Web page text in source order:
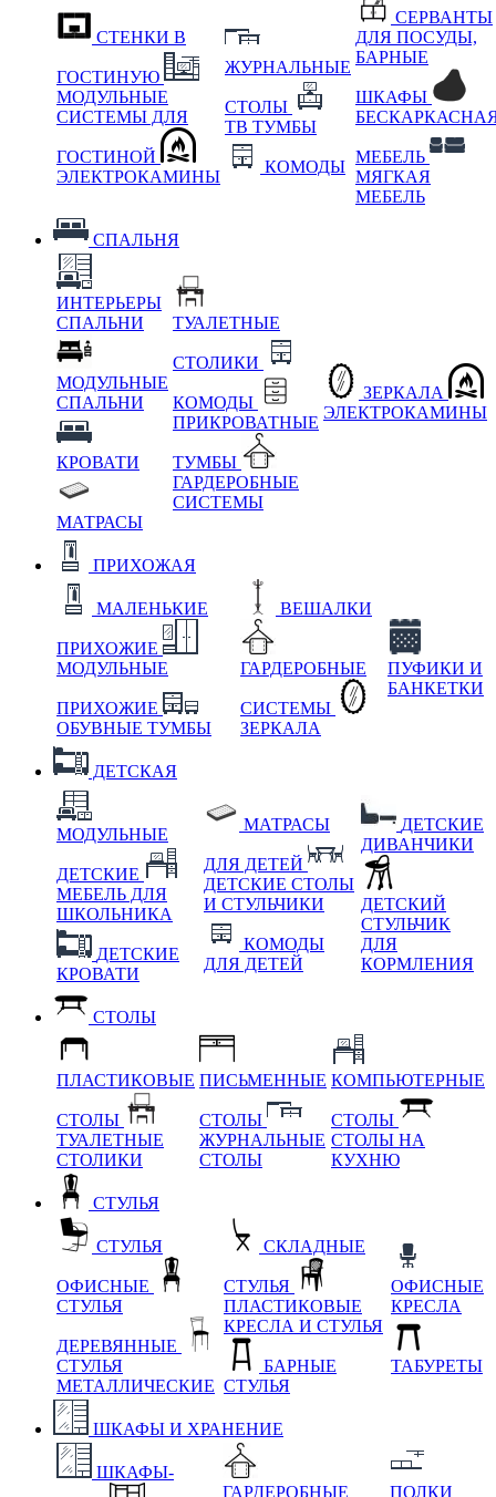
СТЕНКИ В
ГОСТИНУЮ
МОДУЛЬНЫЕ
СИСТЕМЫ ДЛЯ
ГОСТИНОЙ
ЭЛЕКТРОКАМИНЫ
ЖУРНАЛЬНЫЕ
СТОЛЫ
ТВ ТУМБЫ
КОМОДЫ
СЕРВАНТЫ
ДЛЯ ПОСУДЫ,
БАРНЫЕ
ШКАФЫ
МЕБЕЛЬ
МЯГКАЯ
МЕБЕЛЬ
СПАЛЬНЯ
ИНТЕРЬЕРЫ
СПАЛЬНИ
МОДУЛЬНЫЕ
СПАЛЬНИ
КРОВАТИ
МАТРАСЫ
ТУАЛЕТНЫЕ
СТОЛИКИ
КОМОДЫ
ПРИКРОВАТНЫЕ
ТУМБЫ
ГАРДЕРОБНЫЕ
СИСТЕМЫ
ЗЕРКАЛА
ЭЛЕКТРОКАМИНЫ
ПРИХОЖАЯ
МАЛЕНЬКИЕ
ПРИХОЖИЕ
МОДУЛЬНЫЕ
ПРИХОЖИЕ
ОБУВНЫЕ ТУМБЫ
ВЕШАЛКИ
ГАРДЕРОБНЫЕ
СИСТЕМЫ
ЗЕРКАЛА
ПУФИКИ И
БАНКЕТКИ
ДЕТСКАЯ
МОДУЛЬНЫЕ
ДЕТСКИЕ
МЕБЕЛЬ ДЛЯ
ШКОЛЬНИКА
ДЕТСКИЕ
КРОВАТИ
МАТРАСЫ
ДЛЯ ДЕТЕЙ
ДЕТСКИЕ СТОЛЫ
И СТУЛЬЧИКИ
КОМОДЫ
ДЛЯ ДЕТЕЙ
ДЕТСКИЕ
ДИВАНЧИКИ
ДЕТСКИЙ
СТУЛЬЧИК
ДЛЯ
КОРМЛЕНИЯ
СТОЛЫ
ПЛАСТИКОВЫЕ
СТОЛЫ
ТУАЛЕТНЫЕ
СТОЛИКИ
ПИСЬМЕННЫЕ
СТОЛЫ
ЖУРНАЛЬНЫЕ
СТОЛЫ
КОМПЬЮТЕРНЫЕ
СТОЛЫ
СТОЛЫ НА
КУХНЮ
СТУЛЬЯ
СТУЛЬЯ
ОФИСНЫЕ
СТУЛЬЯ
ДЕРЕВЯННЫЕ
СТУЛЬЯ
МЕТАЛЛИЧЕСКИЕ
СКЛАДНЫЕ
СТУЛЬЯ
ПЛАСТИКОВЫЕ
КРЕСЛА И СТУЛЬЯ
БАРНЫЕ
СТУЛЬЯ
ОФИСНЫЕ
КРЕСЛА
ТАБУРЕТЫ
ШКАФЫ И ХРАНЕНИЕ
ШКАФЫ-
ГАРДЕРОБНЫЕ
ПОЛКИ